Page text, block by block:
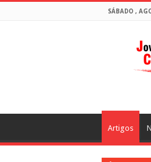
SÁBADO ,
Artigos